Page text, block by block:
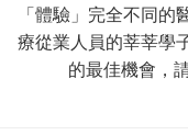
「體驗」完全不同
療從業人員的莘莘學
的最佳機會，